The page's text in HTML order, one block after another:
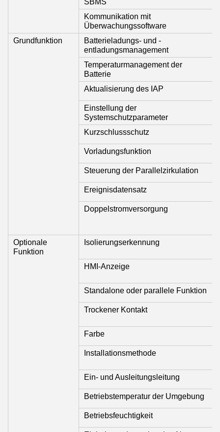
Kommunikation mit
Überwachungssoftware
Grundfunktion
Batterieladungs- und -
entladungsmanagement
Temperaturmanagement der
Batterie
Aktualisierung des IAP
Einstellung der
Systemschutzparameter
Kurzschlussschutz
Vorladungsfunktion
Steuerung der Parallelzirkulation
Ereignisdatensatz
Doppelstromversorgung
Optionale
Funktion
Isolierungserkennung
HMI-Anzeige
Standalone oder parallele Funktion
Trockener Kontakt
Farbe
Installationsmethode
Ein- und Ausleitungsleitung
Betriebstemperatur der Umgebung
Betriebsfeuchtigkeit